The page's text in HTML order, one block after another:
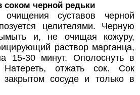
соком черной редьки
суставов черной
целителями. Черную
и, не очищая кожуру,
раствор марганца,
15-30 минут. Ополоснуть в
Натереть, отжать сок. Сок
сосуде и только в